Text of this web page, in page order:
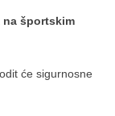
na športskim
će sigurnosne